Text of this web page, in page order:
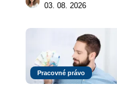
vôle súdom v
03. 08. 2026
Pracovné právo